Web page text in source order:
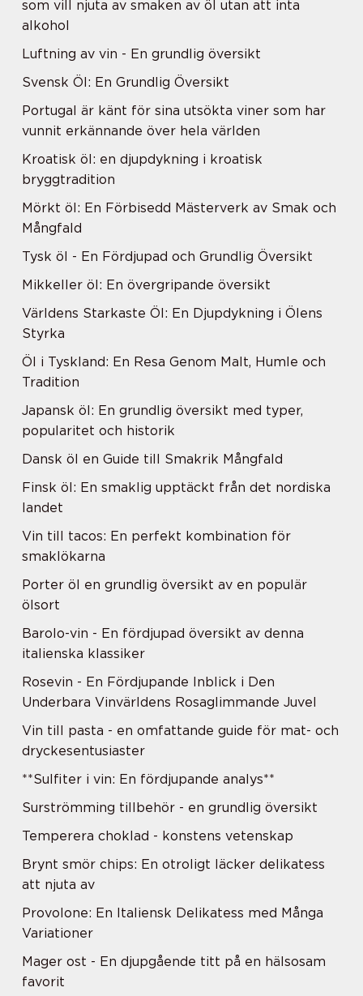
som vill njuta av smaken av öl utan att inta
alkohol
Luftning av vin - En grundlig översikt
Svensk Öl: En Grundlig Översikt
Portugal är känt för sina utsökta viner som har
vunnit erkännande över hela världen
Kroatisk öl: en djupdykning i kroatisk
bryggtradition
Mörkt öl: En Förbisedd Mästerverk av Smak och
Mångfald
Tysk öl - En Fördjupad och Grundlig Översikt
Mikkeller öl: En övergripande översikt
Världens Starkaste Öl: En Djupdykning i Ölens
Styrka
Öl i Tyskland: En Resa Genom Malt, Humle och
Tradition
Japansk öl: En grundlig översikt med typer,
popularitet och historik
Dansk öl en Guide till Smakrik Mångfald
Finsk öl: En smaklig upptäckt från det nordiska
landet
Vin till tacos: En perfekt kombination för
smaklökarna
Porter öl en grundlig översikt av en populär
ölsort
Barolo-vin - En fördjupad översikt av denna
italienska klassiker
Rosevin - En Fördjupande Inblick i Den
Underbara Vinvärldens Rosaglimmande Juvel
Vin till pasta - en omfattande guide för mat- och
dryckesentusiaster
**Sulfiter i vin: En fördjupande analys**
Surströmming tillbehör - en grundlig översikt
Temperera choklad - konstens vetenskap
Brynt smör chips: En otroligt läcker delikatess
att njuta av
Provolone: En Italiensk Delikatess med Många
Variationer
Mager ost - En djupgående titt på en hälsosam
favorit